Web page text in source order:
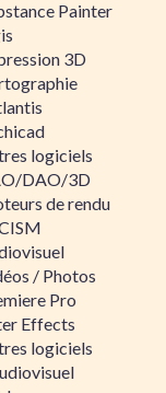
Painter
3D
logiciels
DAO/3D
de rendu
/ Photos
Pro
Effects
logiciels